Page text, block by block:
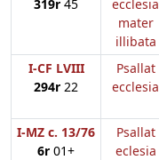
319r 45
ecclesia
mater
illibata
I-CF LVIII
294r 22
Psallat
ecclesia
I-MZ c. 13/76
6r 01+
Psallat
eclesia